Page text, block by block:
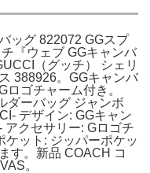
ッグ 822072 GGスプ
『ウェブ GGキャンバ
（グッチ） シェリ
388926。GGキャンバ
ゴチャーム付き。
ダーバッグ ジャンボ
デザイン: GGキャン
クセサリー: Gロゴチ
ケット: ジッパーポケッ
す。新品 COACH コ
。